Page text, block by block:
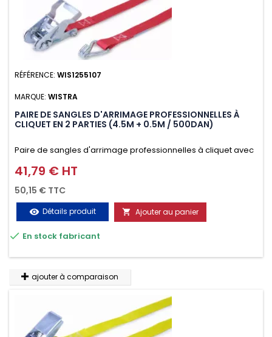
RÉFÉRENCE: WIS1255107
MARQUE: WISTRA
PAIRE DE SANGLES D'ARRIMAGE PROFESSIONNELLES À
CLIQUET EN 2 PARTIES (4.5M + 0.5M / 500DAN)
Paire de sangles d'arrimage professionnelles à cliquet avec
crochet en 2 parties (4.5M + 0.5M / 500daN), simple et rapide
d'utilisation. Permet d'arrimer et de sécuriser vos
chargements pendant le transport. Matière polyester très
résistante aux UV et aux variations de températures,
n'absorbe pas l'eau.
Prix
41,79 € HT
50,15 € TTC
visibility Détails produit  Ajouter au panier
 En stock fabricant
ajouter à comparaison